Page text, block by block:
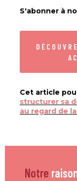
S'abonner à
Cet article
structurer sa
au regard de la
Notre